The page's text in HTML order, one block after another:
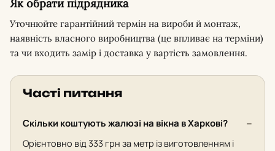
Як обрати підрядника
Уточнюйте гарантійний термін на вироби й монтаж,
наявність власного виробництва (це впливає на терміни)
та чи входить замір і доставка у вартість замовлення.
Часті питання
Скільки коштують жалюзі на вікна в Харкові?
Орієнтовно від 333 грн за метр із виготовленням і